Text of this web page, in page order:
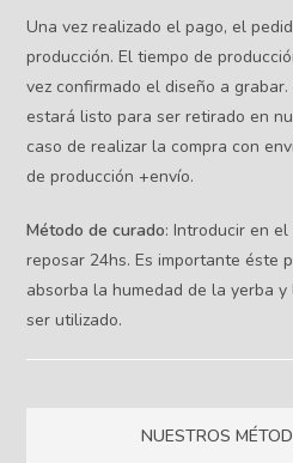
Una vez realizado el pago, el
producción. El tiempo de
vez confirmado el diseño a
estará listo para ser retirado en
caso de realizar la compra con
de producción +envío.
Método de curado: Introducir en
reposar 24hs. Es importante éste
absorba la humedad de la yerba
ser utilizado.
NUESTROS